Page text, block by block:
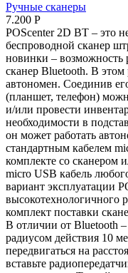
Ручные сканеры
7.200 Р
POScenter 2D BT – это
беспроводной сканер
новинки –
сканер Bluetooth. В
автономен. Соединив
(планшет, телефон)
и/или провести
необходимости в
он может работать
стандартным кабелем
комплекте со сканером
micro USB кабель
вариант эксплуатации
высокотехнологичного
комплект поставки
В отличии от Bluetooth –
радиусом действия 10
передвигаться на
вставьте